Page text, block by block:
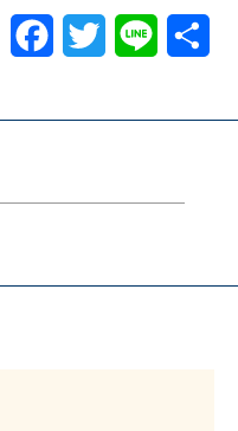
Facebook
Twitter Line